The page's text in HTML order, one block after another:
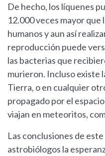
De hecho, los líquenes
12.000 veces mayor que
humanos y aun así
reproducción puede
las bacterias que
murieron. Incluso existe
Tierra, o en cualquier
propagado por el
viajan en meteoritos,
Las conclusiones de
astrobiólogos la